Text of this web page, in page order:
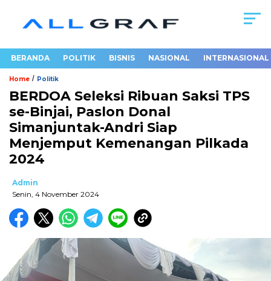
BERANDA POLITIK BISNIS NASIONAL INTERNASIONAL
Home / Politik
BERDOA Seleksi Ribuan Saksi TPS
se-Binjai, Paslon Donal
Simanjuntak-Andri Siap
Menjemput Kemenangan Pilkada
2024
Admin
Senin, 4 November 2024